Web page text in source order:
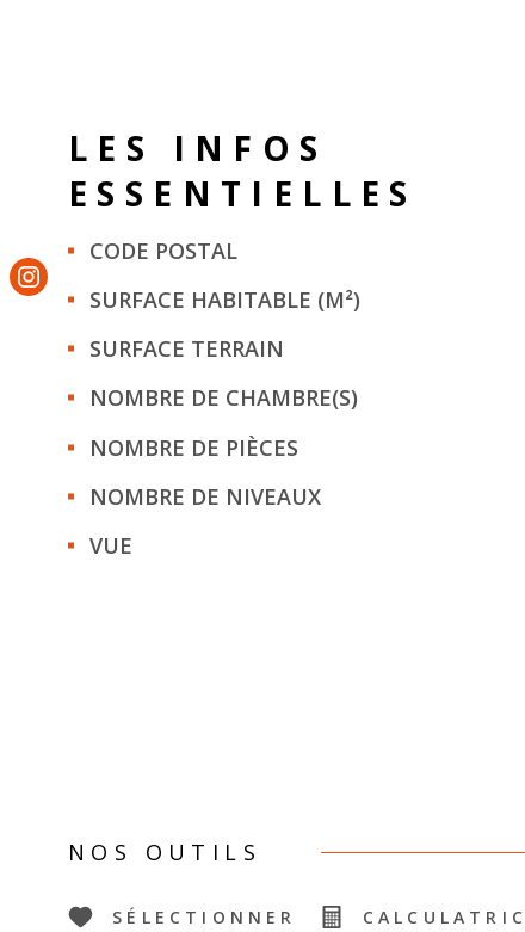
LES INFOS
ESSENTIELLES
Caractérisque Valeurs
CODE POSTAL
SURFACE HABITABLE (M²)
SURFACE TERRAIN
NOMBRE DE CHAMBRE(S)
NOMBRE DE PIÈCES
NOMBRE DE NIVEAUX
VUE
NOS OUTILS
SÉLECTIONNER